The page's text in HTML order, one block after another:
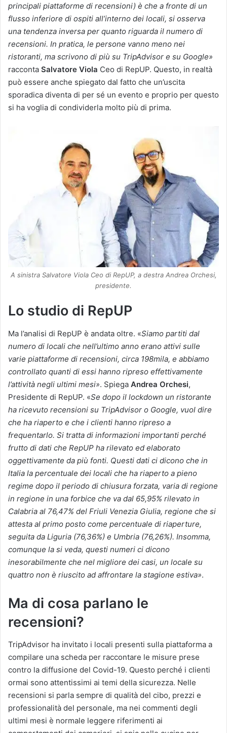
principali piattaforme di recensioni) è che a fronte di un
flusso inferiore di ospiti all’interno dei locali, si osserva
una tendenza inversa per quanto riguarda il numero di
recensioni. In pratica, le persone vanno meno nei
ristoranti, ma scrivono di più su TripAdvisor e su Google»
racconta Salvatore Viola Ceo di RepUP. Questo, in realtà
può essere anche spiegato dal fatto che un’uscita
sporadica diventa di per sé un evento e proprio per questo
si ha voglia di condividerla molto più di prima.
A sinistra Salvatore Viola Ceo di RepUP, a destra Andrea Orchesi,
presidente.
Lo studio di RepUP
Ma l’analisi di RepUP è andata oltre. «Siamo partiti dal
numero di locali che nell’ultimo anno erano attivi sulle
varie piattaforme di recensioni, circa 198mila, e abbiamo
controllato quanti di essi hanno ripreso effettivamente
l’attività negli ultimi mesi». Spiega Andrea Orchesi,
Presidente di RepUP. «Se dopo il lockdown un ristorante
ha ricevuto recensioni su TripAdvisor o Google, vuol dire
che ha riaperto e che i clienti hanno ripreso a
frequentarlo. Si tratta di informazioni importanti perché
frutto di dati che RepUP ha rilevato ed elaborato
oggettivamente da più fonti. Questi dati ci dicono che in
Italia la percentuale dei locali che ha riaperto a pieno
regime dopo il periodo di chiusura forzata, varia di regione
in regione in una forbice che va dal 65,95% rilevato in
Calabria al 76,47% del Friuli Venezia Giulia, regione che si
attesta al primo posto come percentuale di riaperture,
seguita da Liguria (76,36%) e Umbria (76,26%). Insomma,
comunque la si veda, questi numeri ci dicono
inesorabilmente che nel migliore dei casi, un locale su
quattro non è riuscito ad affrontare la stagione estiva».
Ma di cosa parlano le
recensioni?
TripAdvisor ha invitato i locali presenti sulla piattaforma a
compilare una scheda per raccontare le misure prese
contro la diffusione del Covid-19. Questo perché i clienti
ormai sono attentissimi ai temi della sicurezza. Nelle
recensioni si parla sempre di qualità del cibo, prezzi e
professionalità del personale, ma nei commenti degli
ultimi mesi è normale leggere riferimenti ai